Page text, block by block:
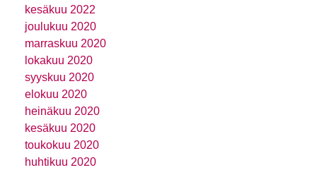
kesäkuu 2022
joulukuu 2020
marraskuu 2020
lokakuu 2020
syyskuu 2020
elokuu 2020
heinäkuu 2020
kesäkuu 2020
toukokuu 2020
huhtikuu 2020